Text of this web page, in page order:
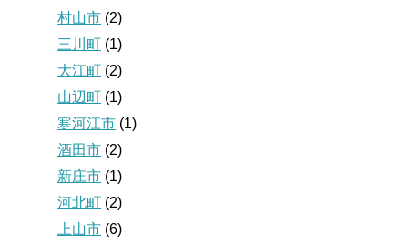
村山市 (2)
三川町 (1)
大江町 (2)
山辺町 (1)
寒河江市 (1)
酒田市 (2)
新庄市 (1)
河北町 (2)
上山市 (6)